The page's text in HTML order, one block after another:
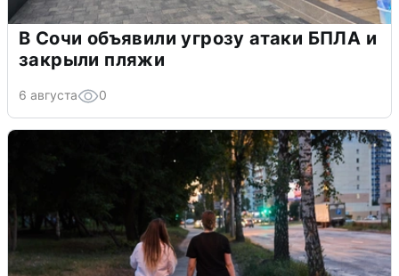
В Сочи объявили угрозу атаки БПЛА и
закрыли пляжи
6 августа 0